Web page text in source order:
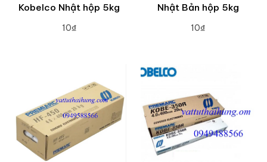
Kobelco Nhật hộp 5kg
10₫
Nhật Bản hộp 5kg
10₫